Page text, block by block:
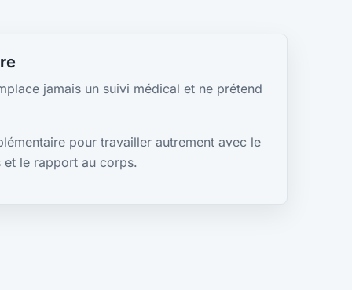
jamais un suivi médical et ne prétend
pour travailler autrement avec le
et le rapport au corps.